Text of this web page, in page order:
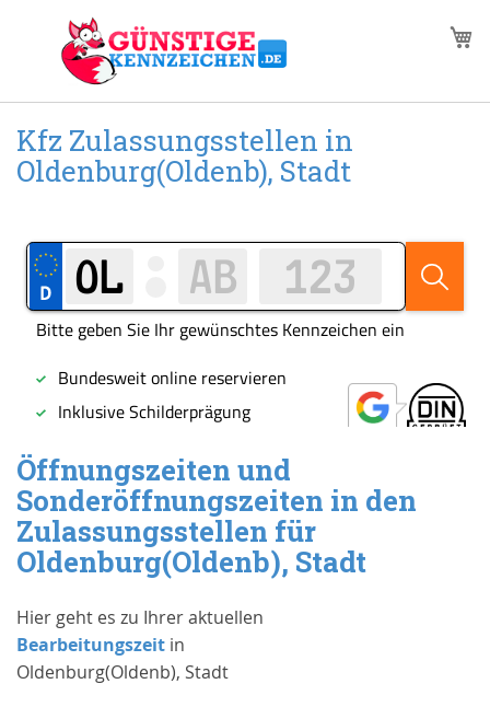
springen
Kfz Zulassungsstellen in
Oldenburg(Oldenb), Stadt
Öffnungszeiten und
Sonderöffnungszeiten in den
Zulassungsstellen für
Oldenburg(Oldenb), Stadt
Hier geht es zu Ihrer aktuellen
Bearbeitungszeit in
Oldenburg(Oldenb), Stadt